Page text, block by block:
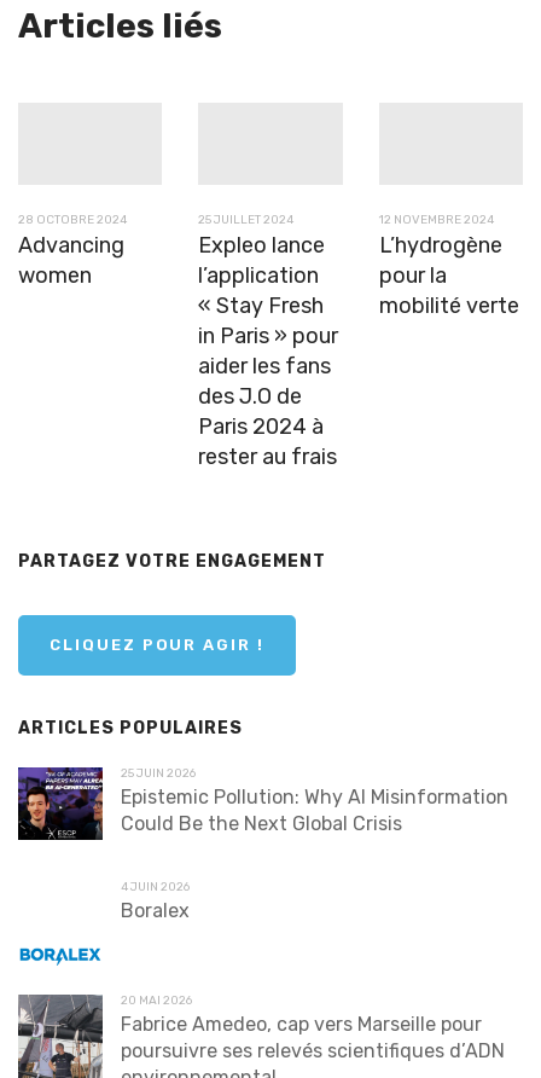
Articles liés
28 OCTOBRE 2024
Advancing
women
25 JUILLET 2024
Expleo lance
l’application
« Stay Fresh
in Paris » pour
aider les fans
des J.O de
Paris 2024 à
rester au frais
12 NOVEMBRE 2024
L’hydrogène
pour la
mobilité verte
PARTAGEZ VOTRE ENGAGEMENT
CLIQUEZ POUR AGIR !
ARTICLES POPULAIRES
25 JUIN 2026
Epistemic Pollution: Why AI Misinformation
Could Be the Next Global Crisis
4 JUIN 2026
Boralex
20 MAI 2026
Fabrice Amedeo, cap vers Marseille pour
poursuivre ses relevés scientifiques d’ADN